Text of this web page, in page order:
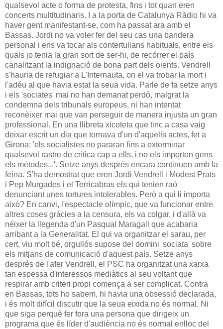
qualsevol acte o forma de protesta, fins i tot quan eren
concerts multitudinaris. I a la porta de Catalunya Ràdio hi va
haver gent manifestant-se, com ha passat ara amb el
Bassas. Jordi no va voler fer del seu cas una bandera
personal i ens va tocar als contertulians habituals, entre els
quals jo tenia la gran sort de ser-hi, de recórrer el país
canalitzant la indignació de bona part dels oients. Vendrell
s'hauria de refugiar a L'Internauta, on el va trobar la mort i
l'adéu al que havia estat la seua vida. Parle de fa setze anys
i els 'sociates' mai no han demanat perdó, malgrat la
condemna dels tribunals europeus, ni han intentat
reconèixer mai que van perseguir de manera injusta un gran
professional. En una llibreta xicoteta que tinc a casa vaig
deixar escrit un dia que tornava d'un d'aquells actes, fet a
Girona: 'els socialistes no pararan fins a exterminar
qualsevol rastre de crítica cap a ells, i no els importen gens
els mètodes...'. Setze anys després encara continuen amb la
feina. S'ha demostrat que eren Jordi Vendrell i Modest Prats
i Pep Murgades i el Terricabras els qui tenien raó
denunciant unes tortures intolerables. Però a qui li importa
això? En canvi, l'espectacle olímpic, que va funcionar entre
altres coses gràcies a la censura, els va colgar, i d'allà va
néixer la llegenda d'un Pasqual Maragall que acabaria
arribant a la Generalitat. El qui va organitzar el sarau, per
cert, viu molt bé, orgullós supose del domini 'sociata' sobre
els mitjans de comunicació d'aquest país. Setze anys
després de l'afer Vendrell, el PSC ha organitzat una xarxa
tan espessa d'interessos mediàtics al seu voltant que
respirar amb criteri propi comença a ser complicat. Contra
en Bassas, tots ho sabem, hi havia una obsessió declarada,
i és molt difícil discutir que la seua eixida no és normal. Ni
que siga perquè fer fora una persona que dirigeix un
programa que és líder d'audiència no és normal enlloc del